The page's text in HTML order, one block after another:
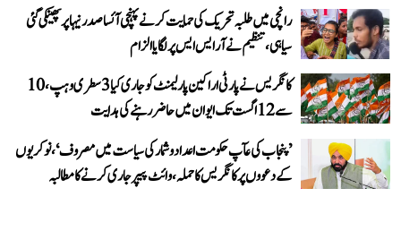
رانچی میں طلبہ تحریک کی حمایت کرنے پہنچی آئسا صدر نیہا پر پھینکی گئی
سیاہی، تنظیم نے آر ایس ایس پر لگایا الزام
کانگریس نے پارٹی اراکین پارلیمنٹ کو جاری کیا 3 سطری وہپ، 10
سے 12 اگست تک ایوان میں حاضر رہنے کی ہدایت
’پنجاب کی عآپ حکومت اعداد و شمار کی سیاست میں مصروف‘، نوکریوں
کے دعووں پر کانگریس کا حملہ، وائٹ پیپر جاری کرنے کا مطالبہ